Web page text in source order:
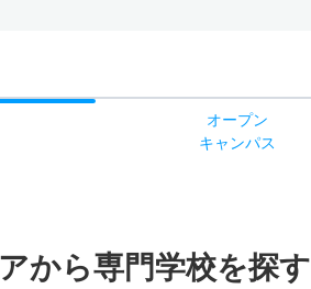
オープン
キャンパス
から専門学校を探す